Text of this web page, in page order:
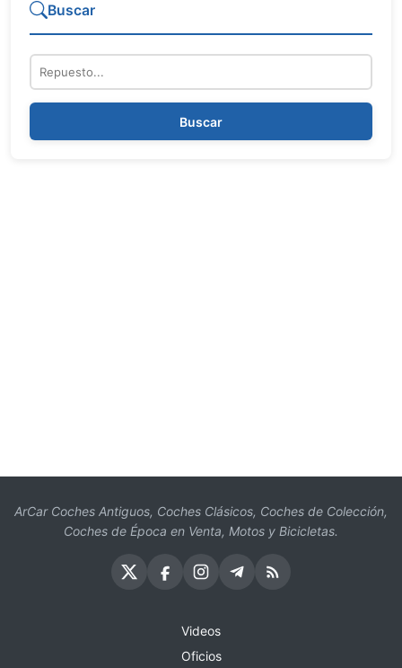
Buscar
Repuesto
Buscar
ArCar Coches Antiguos, Coches Clásicos, Coches de Colección,
Coches de Época en Venta, Motos y Bicicletas.
Videos
Oficios